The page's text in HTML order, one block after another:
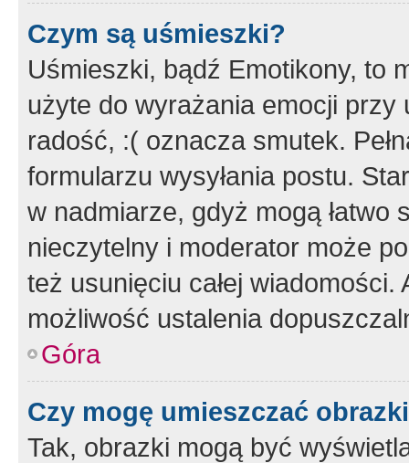
Czym są uśmieszki?
Uśmieszki, bądź Emotikony, to
użyte do wyrażania emocji
radość, :( oznacza smutek.
formularzu wysyłania postu.
w nadmiarze, gdyż mogą
nieczytelny i moderator może
też usunięciu całej
możliwość ustalenia
Góra
Czy mogę umieszczać
Tak, obrazki mogą być